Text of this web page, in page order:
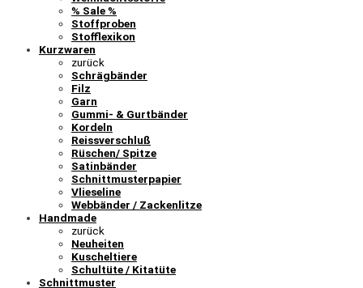
% Sale %
Stoffproben
Stofflexikon
Kurzwaren
zurück
Schrägbänder
Filz
Garn
Gummi- & Gurtbänder
Kordeln
Reissverschluß
Rüschen/ Spitze
Satinbänder
Schnittmusterpapier
Vlieseline
Webbänder / Zackenlitze
Handmade
zurück
Neuheiten
Kuscheltiere
Schultüte / Kitatüte
Schnittmuster